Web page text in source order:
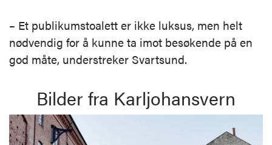
– Et publikumstoalett er ikke luksus, men helt
nødvendig for å kunne ta imot besøkende på en
god måte, understreker Svartsund.
Bilder fra Karljohansvern